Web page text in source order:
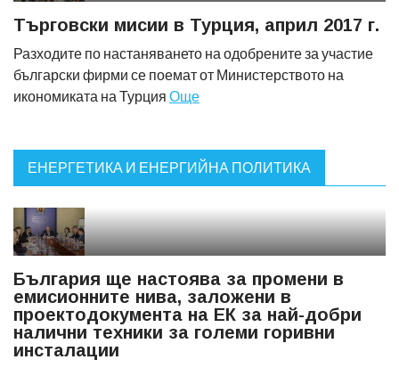
Търговски мисии в Турция, април 2017 г.
Разходите по настаняването на одобрените за участие
български фирми се поемат от Министерството на
икономиката на Турция Още
ЕНЕРГЕТИКА И ЕНЕРГИЙНА ПОЛИТИКА
България ще настоява за промени в
емисионните нива, заложени в
проектодокумента на ЕК за най-добри
налични техники за големи горивни
инсталации